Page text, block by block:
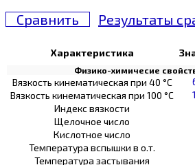
Сравнить Результаты
Характеристика
Физико-химичесие
Вязкость кинематическая при 40 °С
Вязкость кинематическая при 100 °С
Индекс вязкости
Щелочное число
Кислотное число
Температура вспышки в о.т.
Температура застывания